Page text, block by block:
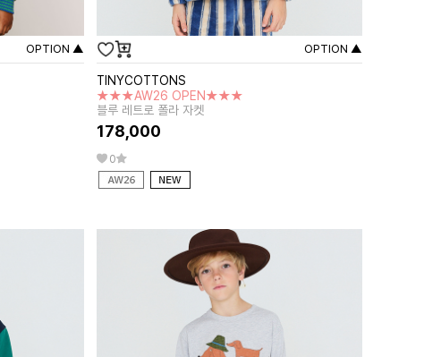
OPTION ▲ OPTION ▲
TINYCOTTONS
★★★AW26 OPEN★★★
블루 레트로 폴라 자켓
178,000
0